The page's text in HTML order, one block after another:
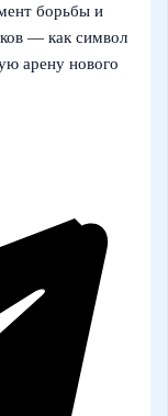
борьбы и
— как символ
арену нового